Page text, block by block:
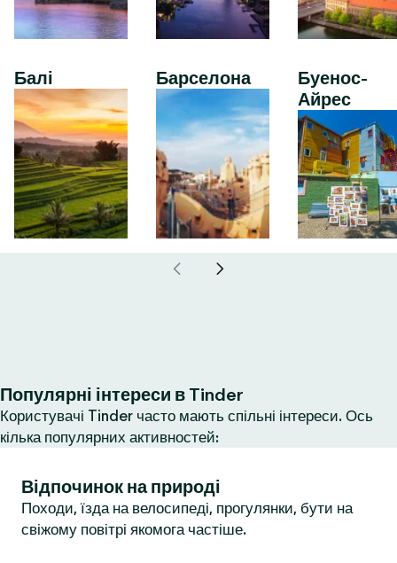
Балі Барселона
Буенос-
Айрес
Популярні інтереси в Tinder
Користувачі Tinder часто мають спільні інтереси. Ось
кілька популярних активностей:
Відпочинок на природі
Походи, їзда на велосипеді, прогулянки, бути на
свіжому повітрі якомога частіше.